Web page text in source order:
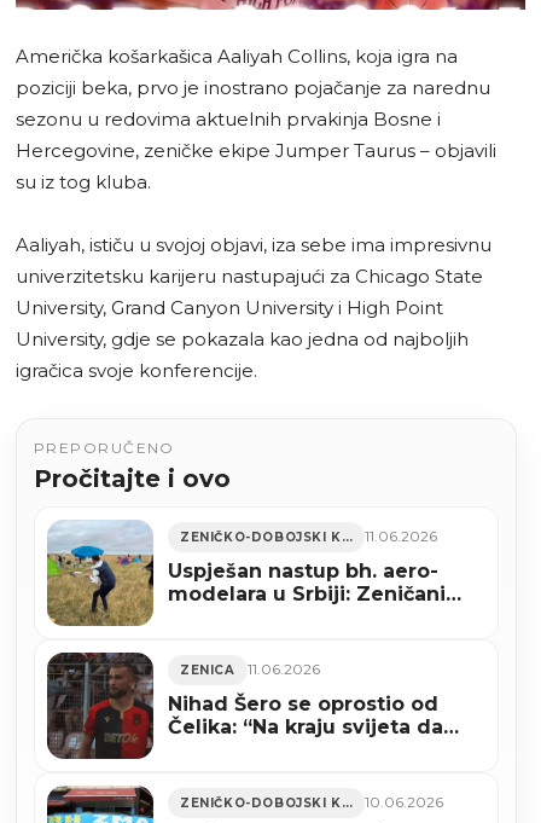
Američka košarkašica Aaliyah Collins, koja igra na
poziciji beka, prvo je inostrano pojačanje za narednu
sezonu u redovima aktuelnih prvakinja Bosne i
Hercegovine, zeničke ekipe Jumper Taurus – objavili
su iz tog kluba.
Aaliyah, ističu u svojoj objavi, iza sebe ima impresivnu
univerzitetsku karijeru nastupajući za Chicago State
University, Grand Canyon University i High Point
University, gdje se pokazala kao jedna od najboljih
igračica svoje konferencije.
PREPORUČENO
Pročitajte i ovo
ZENIČKO-DOBOJSKI KANTON 11.06.2026
Uspješan nastup bh. aero-
modelara u Srbiji: Zeničani
ZENICA 11.06.2026
Nihad Šero se oprostio od
Čelika: “Na kraju svijeta da
ZENIČKO-DOBOJSKI KANTON 10.06.2026